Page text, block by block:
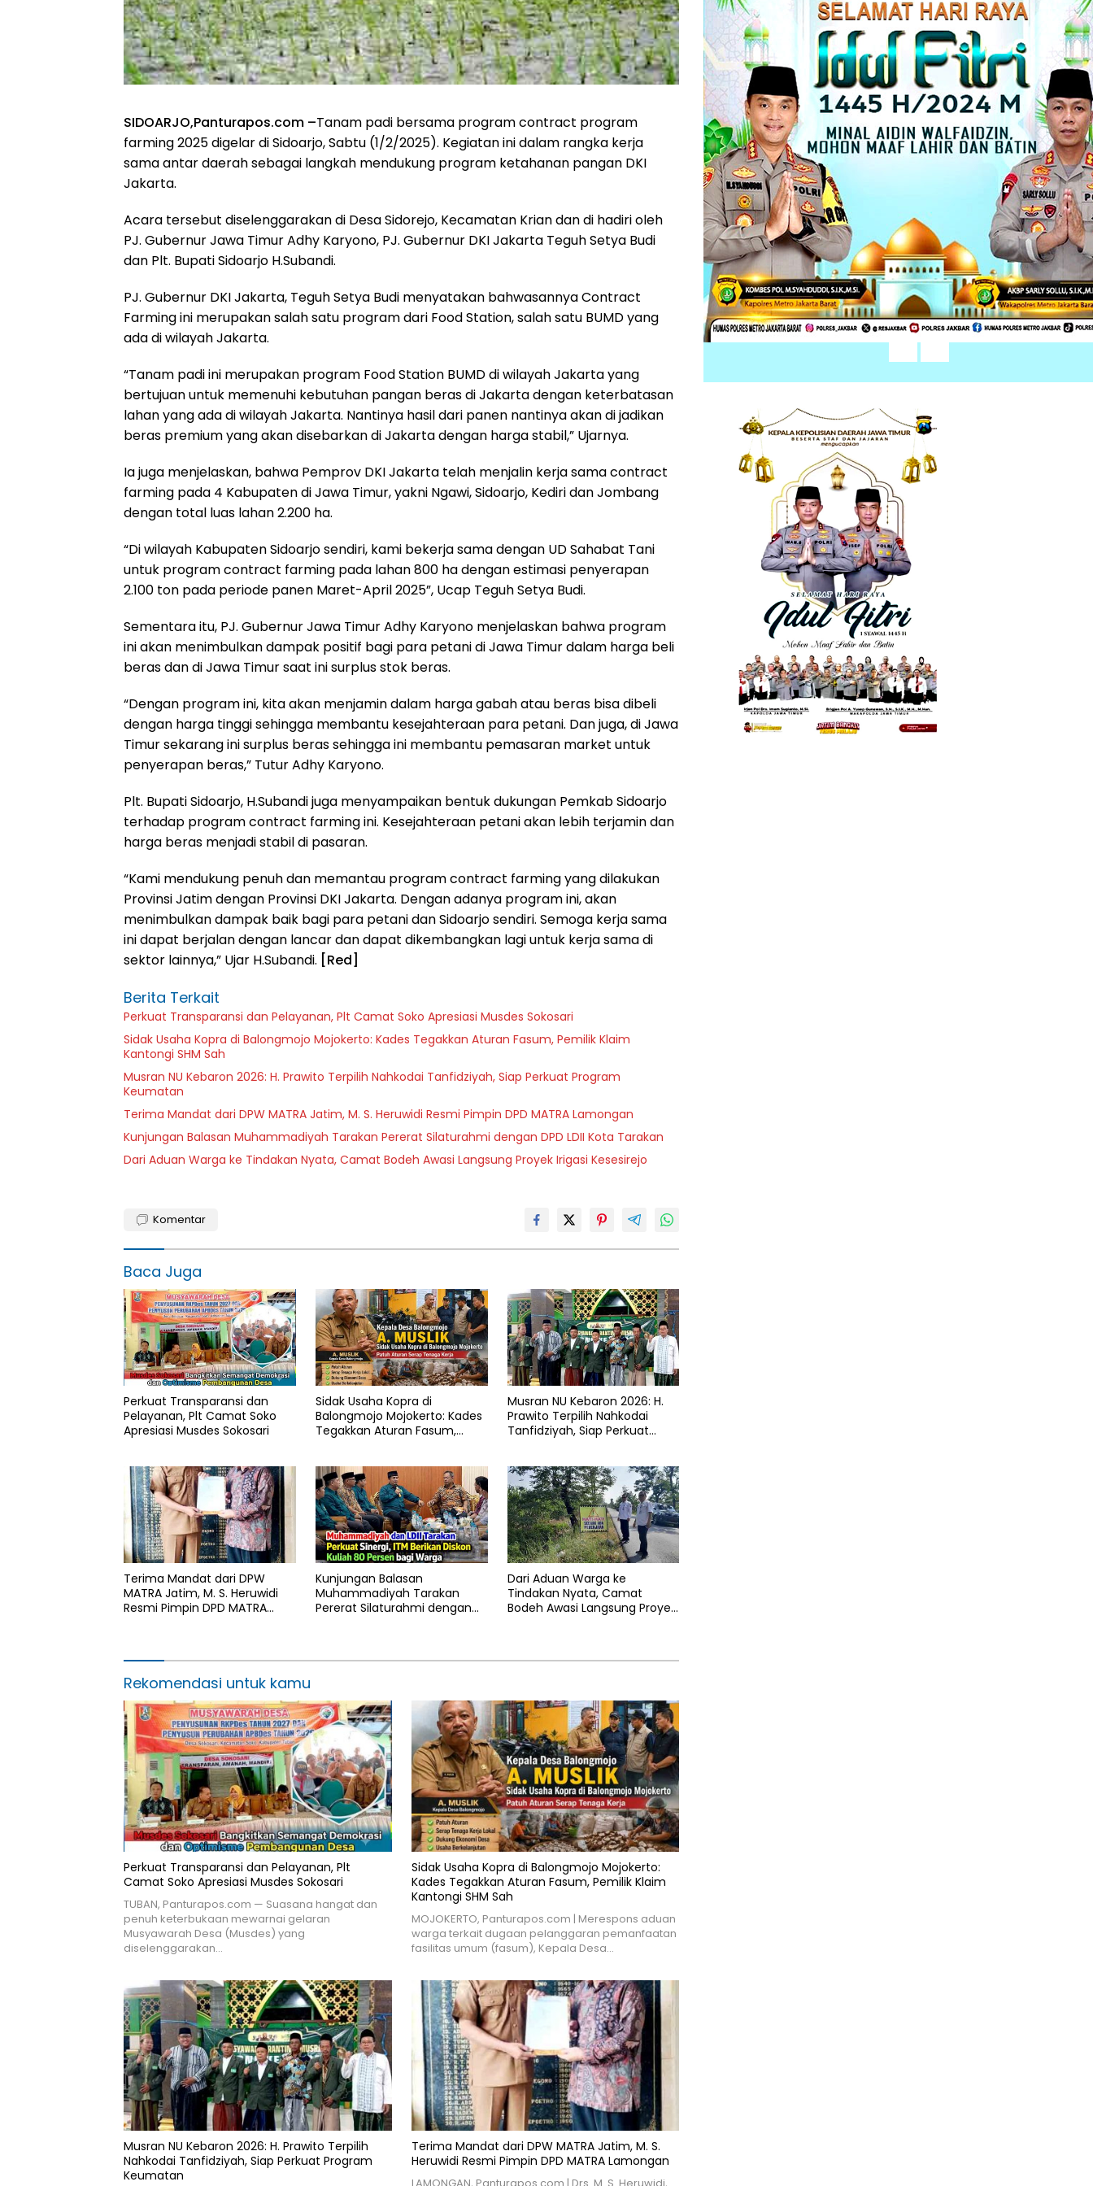
SIDOARJO,Panturapos.com –Tanam padi bersama program contract program
farming 2025 digelar di Sidoarjo, Sabtu (1/2/2025). Kegiatan ini dalam rangka kerja
sama antar daerah sebagai langkah mendukung program ketahanan pangan DKI
Jakarta.
Acara tersebut diselenggarakan di Desa Sidorejo, Kecamatan Krian dan di hadiri oleh
PJ. Gubernur Jawa Timur Adhy Karyono, PJ. Gubernur DKI Jakarta Teguh Setya Budi
dan Plt. Bupati Sidoarjo H.Subandi.
PJ. Gubernur DKI Jakarta, Teguh Setya Budi menyatakan bahwasannya Contract
Farming ini merupakan salah satu program dari Food Station, salah satu BUMD yang
ada di wilayah Jakarta.
“Tanam padi ini merupakan program Food Station BUMD di wilayah Jakarta yang
bertujuan untuk memenuhi kebutuhan pangan beras di Jakarta dengan keterbatasan
lahan yang ada di wilayah Jakarta. Nantinya hasil dari panen nantinya akan di jadikan
beras premium yang akan disebarkan di Jakarta dengan harga stabil,” Ujarnya.
Ia juga menjelaskan, bahwa Pemprov DKI Jakarta telah menjalin kerja sama contract
farming pada 4 Kabupaten di Jawa Timur, yakni Ngawi, Sidoarjo, Kediri dan Jombang
dengan total luas lahan 2.200 ha.
“Di wilayah Kabupaten Sidoarjo sendiri, kami bekerja sama dengan UD Sahabat Tani
untuk program contract farming pada lahan 800 ha dengan estimasi penyerapan
2.100 ton pada periode panen Maret-April 2025”, Ucap Teguh Setya Budi.
Sementara itu, PJ. Gubernur Jawa Timur Adhy Karyono menjelaskan bahwa program
ini akan menimbulkan dampak positif bagi para petani di Jawa Timur dalam harga beli
beras dan di Jawa Timur saat ini surplus stok beras.
“Dengan program ini, kita akan menjamin dalam harga gabah atau beras bisa dibeli
dengan harga tinggi sehingga membantu kesejahteraan para petani. Dan juga, di Jawa
Timur sekarang ini surplus beras sehingga ini membantu pemasaran market untuk
penyerapan beras,” Tutur Adhy Karyono.
Plt. Bupati Sidoarjo, H.Subandi juga menyampaikan bentuk dukungan Pemkab Sidoarjo
terhadap program contract farming ini. Kesejahteraan petani akan lebih terjamin dan
harga beras menjadi stabil di pasaran.
“Kami mendukung penuh dan memantau program contract farming yang dilakukan
Provinsi Jatim dengan Provinsi DKI Jakarta. Dengan adanya program ini, akan
menimbulkan dampak baik bagi para petani dan Sidoarjo sendiri. Semoga kerja sama
ini dapat berjalan dengan lancar dan dapat dikembangkan lagi untuk kerja sama di
sektor lainnya,” Ujar H.Subandi. [Red]
Berita Terkait
Perkuat Transparansi dan Pelayanan, Plt Camat Soko Apresiasi Musdes Sokosari
Sidak Usaha Kopra di Balongmojo Mojokerto: Kades Tegakkan Aturan Fasum, Pemilik Klaim
Kantongi SHM Sah
Musran NU Kebaron 2026: H. Prawito Terpilih Nahkodai Tanfidziyah, Siap Perkuat Program
Keumatan
Terima Mandat dari DPW MATRA Jatim, M. S. Heruwidi Resmi Pimpin DPD MATRA Lamongan
Kunjungan Balasan Muhammadiyah Tarakan Pererat Silaturahmi dengan DPD LDII Kota Tarakan
Dari Aduan Warga ke Tindakan Nyata, Camat Bodeh Awasi Langsung Proyek Irigasi Kesesirejo
Komentar
Baca Juga
Perkuat Transparansi dan
Pelayanan, Plt Camat Soko
Apresiasi Musdes Sokosari
Sidak Usaha Kopra di
Balongmojo Mojokerto: Kades
Tegakkan Aturan Fasum,
Musran NU Kebaron 2026: H.
Prawito Terpilih Nahkodai
Tanfidziyah, Siap Perkuat
Terima Mandat dari DPW
MATRA Jatim, M. S. Heruwidi
Resmi Pimpin DPD MATRA
Kunjungan Balasan
Muhammadiyah Tarakan
Pererat Silaturahmi dengan
Dari Aduan Warga ke
Tindakan Nyata, Camat
Bodeh Awasi Langsung Proyek
Rekomendasi untuk kamu
Perkuat Transparansi dan Pelayanan, Plt
Camat Soko Apresiasi Musdes Sokosari
TUBAN, Panturapos.com — Suasana hangat dan
penuh keterbukaan mewarnai gelaran
Musyawarah Desa (Musdes) yang
diselenggarakan…
Sidak Usaha Kopra di Balongmojo Mojokerto:
Kades Tegakkan Aturan Fasum, Pemilik Klaim
Kantongi SHM Sah
MOJOKERTO, Panturapos.com | Merespons aduan
warga terkait dugaan pelanggaran pemanfaatan
fasilitas umum (fasum), Kepala Desa…
Musran NU Kebaron 2026: H. Prawito Terpilih
Nahkodai Tanfidziyah, Siap Perkuat Program
Keumatan
Terima Mandat dari DPW MATRA Jatim, M. S.
Heruwidi Resmi Pimpin DPD MATRA Lamongan